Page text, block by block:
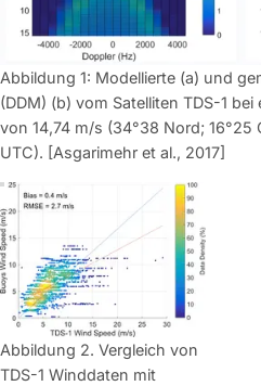
Abbildung 1: Modellierte (a) und
(DDM) (b) vom Satelliten TDS-1
von 14,74 m/s (34°38 Nord; 16°25
UTC). [Asgarimehr et al., 2017]
Abbildung 2. Vergleich von
TDS-1 Winddaten mit